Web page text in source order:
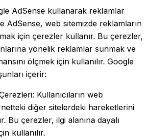
AdSense kullanarak reklamlar
AdSense, web sitemizde reklamların
için çerezler kullanır. Bu çerezler,
yönelik reklamlar sunmak ve
ölçmek için kullanılır. Google
içerir:
Kullanıcıların web
diğer sitelerdeki hareketlerini
Bu çerezler, ilgi alanına dayalı
kullanılır.